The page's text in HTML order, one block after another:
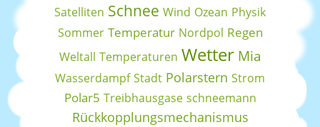
Satelliten Schnee Wind Ozean Physik
Sommer Temperatur Nordpol Regen
Weltall Temperaturen Wetter Mia
Wasserdampf Stadt Polarstern Strom
Polar5 Treibhausgase schneemann
Rückkopplungsmechanismus